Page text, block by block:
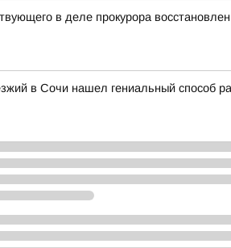
в деле прокурора
в Сочи нашел гениальный способ